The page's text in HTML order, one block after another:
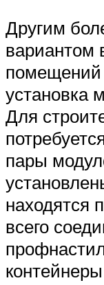
Другим
вариантом
помещений
установка
Для
пары
находятся
всего